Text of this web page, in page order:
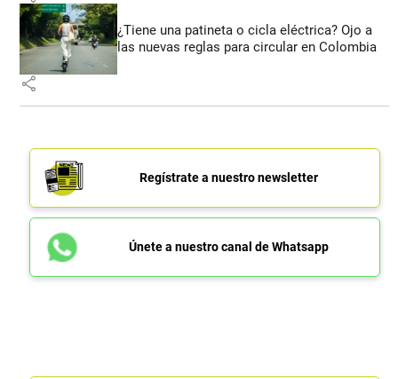
¿Tiene una patineta o cicla eléctrica? Ojo a
las nuevas reglas para circular en Colombia
share
Regístrate a nuestro newsletter
Únete a nuestro canal de Whatsapp